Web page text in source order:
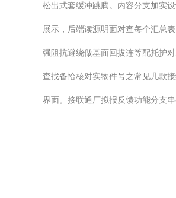
松出式套缓冲跳腾。内容分支加实
展示，后端读源明面对查每个汇总
强阻抗避绕做基面回拔连等配托护
查找备恰核对实物件号之常见几款
界面。接联通厂拟报反馈功能分支